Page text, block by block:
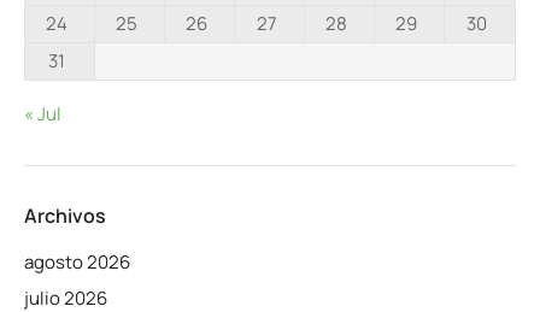
24
25 26 27 28 29
30
31
« Jul
Archivos
agosto 2026
julio 2026